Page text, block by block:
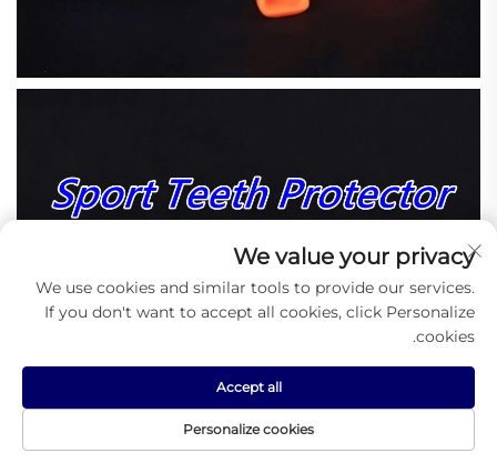
We value your privacy
We use cookies and similar tools to provide our services.
If you don't want to accept all cookies, click Personalize
cookies.
Personalize cookies
Accept all